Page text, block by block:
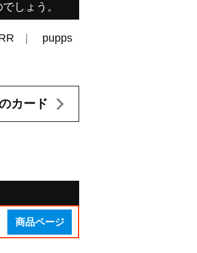
しょう。
pupps
カード
商品ページ